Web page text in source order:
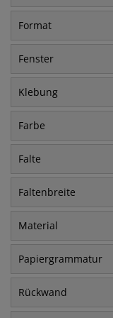
Format
Fenster
Klebung
Farbe
Falte
Faltenbreite
Material
Papiergrammatur
Rückwand